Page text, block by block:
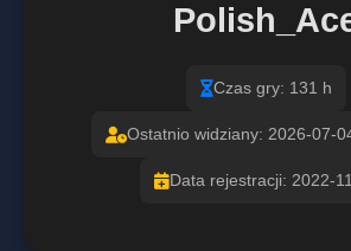
Czas gry: 131 h
Ostatnio widziany: 2026-07-
Data rejestracji: 2022-